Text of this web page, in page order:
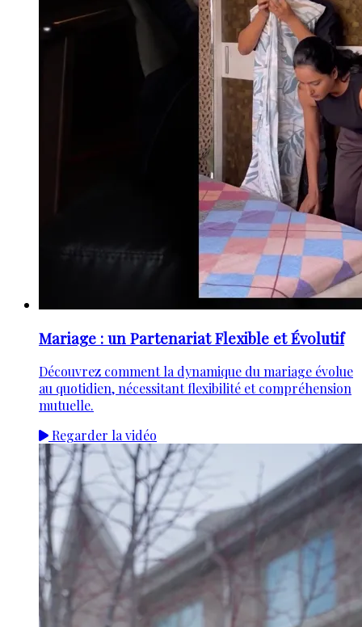
Mariage : un Partenariat Flexible et Évolutif
Découvrez comment la dynamique du mariage évolue
au quotidien, nécessitant flexibilité et compréhension
mutuelle.
Regarder la vidéo